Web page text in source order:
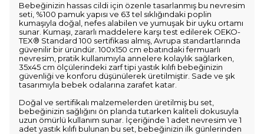
Bebeğinizin hassas cildi için özenle tasarlanmış bu nevresim
seti, %100 pamuk yapısı ve 63 tel sıklığındaki poplin
kumaşıyla doğal, nefes alabilen ve yumuşak bir uyku ortamı
sunar. Kumaşı, zararlı maddelere karşı test edilerek OEKO-
TEX® Standard 100 sertifikası almış, Avrupa standartlarında
güvenilir bir üründür. 100x150 cm ebatındaki fermuarlı
nevresim, pratik kullanımıyla annelere kolaylık sağlarken,
35x45 cm ölçülerindeki zarf tipi yastık kılıfı bebeğinizin
güvenliği ve konforu düşünülerek üretilmiştir. Sade ve şık
tasarımıyla bebek odalarına zarafet katar.
Doğal ve sertifikalı malzemelerden üretilmiş bu set,
bebeğinizin sağlığını ön planda tutarken kaliteli dokusuyla
uzun ömürlü kullanım sunar. İçeriğinde 1 adet nevresim ve 1
adet yastık kılıfı bulunan bu set, bebeğinizin ilk günlerinden